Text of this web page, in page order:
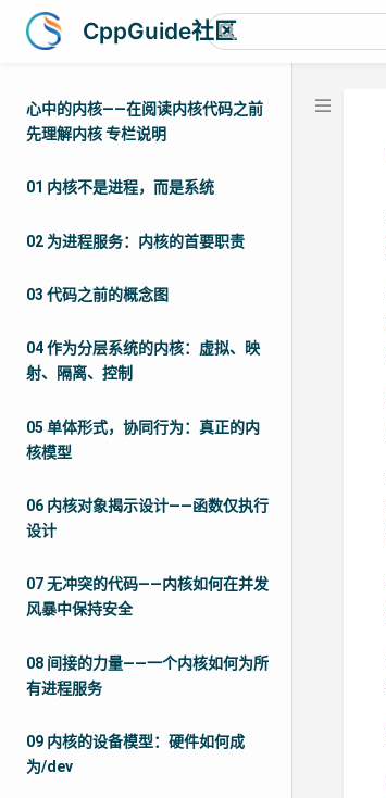
CppGuide社区
心中的内核——在阅读内核代码之前
先理解内核 专栏说明
01 内核不是进程，而是系统
02 为进程服务：内核的首要职责
03 代码之前的概念图
04 作为分层系统的内核：虚拟、映
射、隔离、控制
05 单体形式，协同行为：真正的内
核模型
06 内核对象揭示设计——函数仅执行
设计
07 无冲突的代码——内核如何在并发
风暴中保持安全
08 间接的力量——一个内核如何为所
有进程服务
09 内核的设备模型：硬件如何成
为/dev